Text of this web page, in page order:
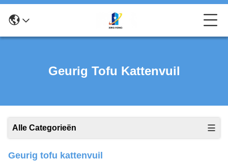
Geurig Tofu Kattenvuil
Alle Categorieën
Geurig tofu kattenvuil